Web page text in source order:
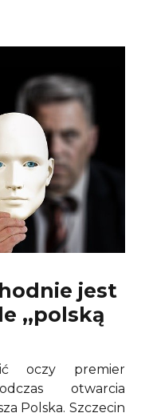
jest
,,polską
oczy premier
otwarcia
Polska. Szczecin